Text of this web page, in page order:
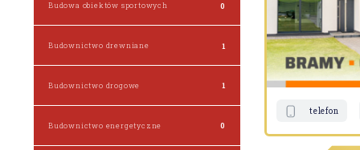
Budowa obiektów sportowych 0
Budownictwo drewniane 1
Budownictwo drogowe 1
Budownictwo energetyczne 0
telefon